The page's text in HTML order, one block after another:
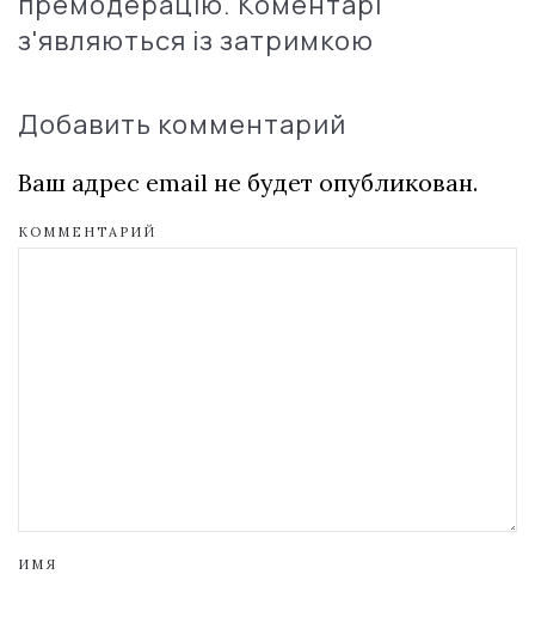
з'являються із затримкою
Добавить комментарий
Ваш адрес email не будет опубликован.
КОММЕНТАРИЙ
ИМЯ